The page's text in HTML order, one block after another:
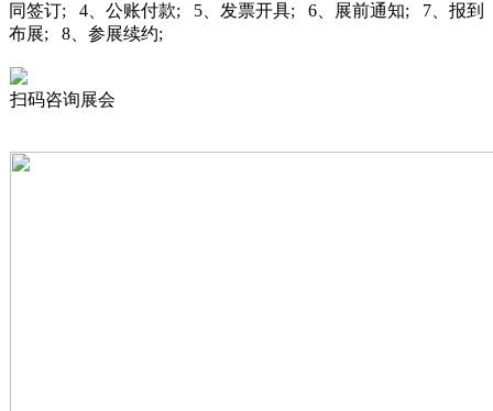
同签订; 4、公账付款; 5、发票开具; 6、展前通知; 7、报到
布展; 8、参展续约;
扫码咨询展会